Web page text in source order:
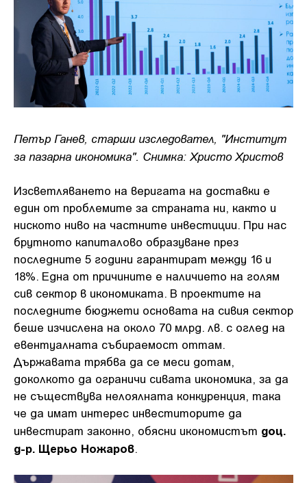
Петър Ганев, старши изследовател, "Институт
за пазарна икономика". Снимка: Христо Христов
Изсветляването на веригата на доставки е
един от проблемите за страната ни, както и
ниското ниво на частните инвестиции. При нас
брутното капиталово образуване през
последните 5 години гарантират между 16 и
18%. Една от причините е наличието на голям
сив сектор в икономиката. В проектите на
последните бюджети основата на сивия сектор
беше изчислена на около 70 млрд. лв. с оглед на
евентуалната събираемост оттам.
Държавата трябва да се меси дотам,
доколкото да ограничи сивата икономика, за да
не съществува нелоялната конкуренция, така
че да имат интерес инвеститорите да
инвестират законно, обясни икономистът доц.
д-р. Щерьо Ножаров.